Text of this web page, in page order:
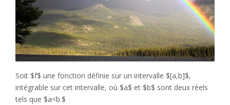
Soit $f$ une fonction définie sur un intervalle $[a,b]$,
intégrable sur cet intervalle, où $a$ et $b$ sont deux réels
tels que $a<b.$